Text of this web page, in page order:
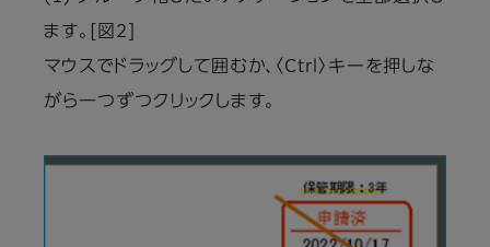
ます。[図2]
マウスでドラッグして囲むか、〈Ctrl〉キーを押しな
がら一つずつクリックします。